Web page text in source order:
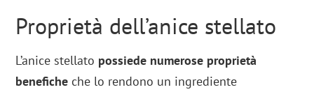
Proprietà dell’anice stellato
L’anice stellato possiede numerose proprietà
benefiche che lo rendono un ingrediente